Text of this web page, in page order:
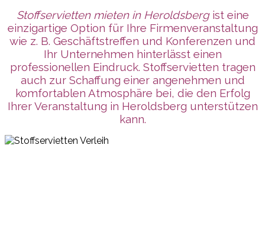
Stoffservietten mieten in Heroldsbergist eine
einzigartige Option für Ihre Firmenveranstaltung
wie z. B. Geschäftstreffen und Konferenzen und
Ihr Unternehmen hinterlässt einen
professionellen Eindruck. Stoffservietten tragen
auch zur Schaffung einer angenehmen und
komfortablen Atmosphäre bei, die den Erfolg
Ihrer Veranstaltung in Heroldsberg unterstützen
kann.